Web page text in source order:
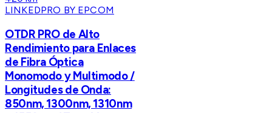
LINKEDPRO BY EPCOM
OTDR PRO de Alto
Rendimiento para Enlaces
de Fibra Óptica
Monomodo y Multimodo /
Longitudes de Onda:
850nm, 1300nm, 1310nm